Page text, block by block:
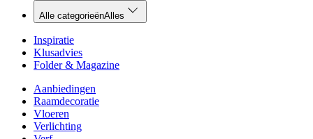
Alle categorieënAlles
Inspiratie
Klusadvies
Folder & Magazine
Aanbiedingen
Raamdecoratie
Vloeren
Verlichting